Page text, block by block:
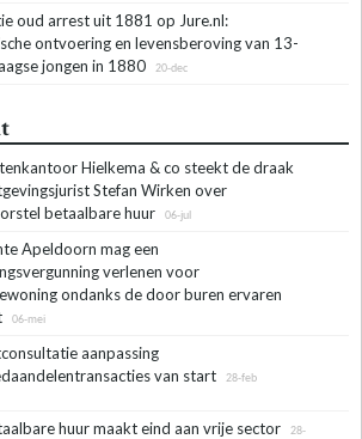
oud arrest uit 1881 op Jure.nl:
ontvoering en levensberoving van 13-
jongen in 1880
20-dec
Hielkema & co steekt de draak
Stefan Wirken over
betaalbare huur
06-jul
Apeldoorn mag een
verlenen voor
ondanks de door buren ervaren
06-mei
aanpassing
van start
28-feb
huur maakt eind aan vrije sector
28-